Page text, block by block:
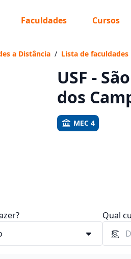
Faculdades Cursos
Vamos te guiar
a Distância / Lista de faculdades
USF -
dos
MEC 4
Qual